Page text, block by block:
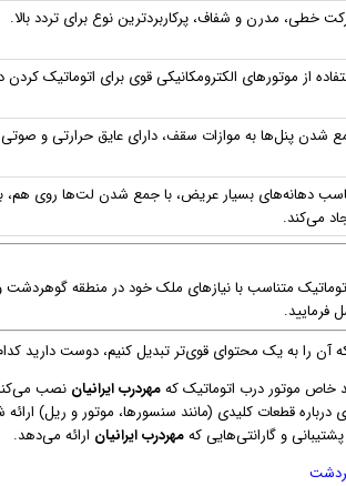
خطی، مدرن و شفاف، پرکاربردترین نوع برای تردد بالا.
از موتورهای الکترومکانیکی قوی برای اتوماتیک
شدن پنل‌ها به موازات سقف، دارای عایق حرارتی و
دهانه‌های بسیار عریض، با جمع شدن لت‌ها روی هم،
می‌کند.
متناسب با نیازهای ملک خود در منطقه
فرمایید.
آن را به یک محتوای قوی‌تر تبدیل کنیم، دوست دارید
خاص موتور درب اتوماتیک کهمهردرب ایرانیان نصب
درباره قطعات کلیدی (مانند سنسورها، موتور و ریل) ارائه
پشتیبانی و گارانتی‌هایی کهمهردرب ایرانیان ارائه می‌دهد.